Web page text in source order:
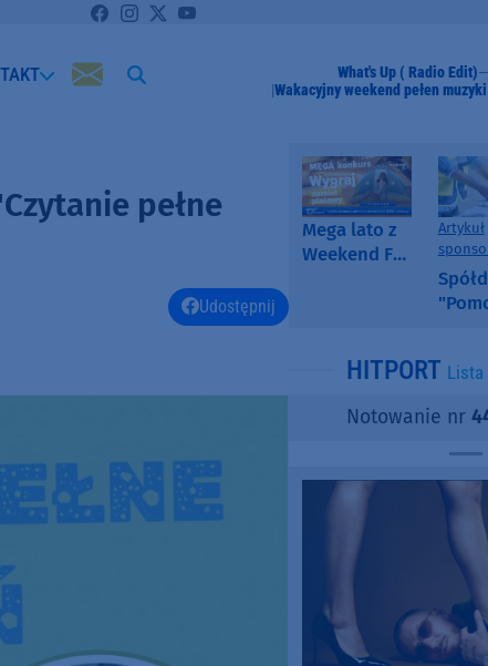
What's Up ( Radio Edit)
Wakacyjny weekend pełen muzyki
pełne
Udostępnij
Mega lato z
Weekend FM
Artykuł
i
HITPORT Lista
Notowanie nr